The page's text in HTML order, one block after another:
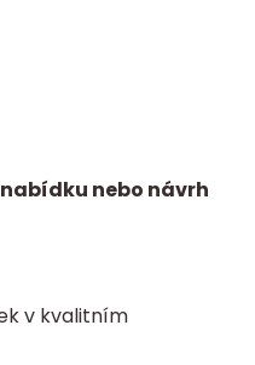
nebo návrh
v kvalitním